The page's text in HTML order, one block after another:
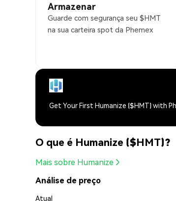
Armazenar
Guarde com segurança seu $HMT
na sua carteira spot da Phemex
Get Your First Humanize ($HMT) with
O que é Humanize ($HMT)?
Mais sobre Humanize
Análise de preço
Atual